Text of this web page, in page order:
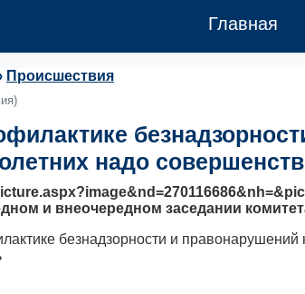
Главная
Происшествия
надо
и внеочередном заседании